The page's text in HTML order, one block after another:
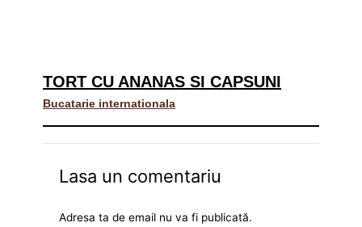
TORT CU ANANAS SI CAPSUNI
Bucatarie internationala
Lasa un comentariu
Adresa ta de email nu va fi publicată.